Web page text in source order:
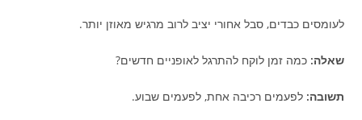
לעומסים כבדים, סבל אחורי יציב לרוב מרגיש מאוזן יותר.
שאלה: כמה זמן לוקח להתרגל לאופניים חדשים?
תשובה: לפעמים רכיבה אחת, לפעמים שבוע.